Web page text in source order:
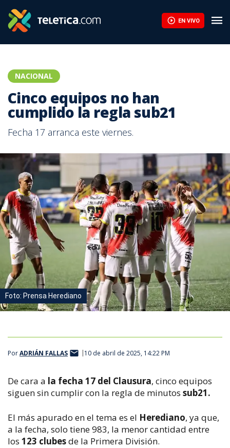
EN VIVO
NACIONAL
Cinco equipos no han
cumplido la regla sub21
Fecha 17 arranca este viernes.
Foto: Prensa Herediano
PorADRIÁN FALLAS 10 de abril de 2025, 14:22 PM
De cara a la fecha 17 del Clausura, cinco equipos
siguen sin cumplir con la regla de minutos sub21.
El más apurado en el tema es el Herediano, ya que,
a la fecha, solo tiene 983, la menor cantidad entre
los 123 clubesde la Primera División.